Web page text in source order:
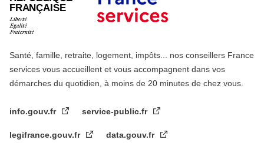
FRANÇAISE
Santé, famille, retraite, logement, impôts... nos conseillers France
services vous accueillent et vous accompagnent dans vos
démarches du quotidien, à moins de 20 minutes de chez vous.
info.gouv.fr service-public.fr
legifrance.gouv.fr data.gouv.fr